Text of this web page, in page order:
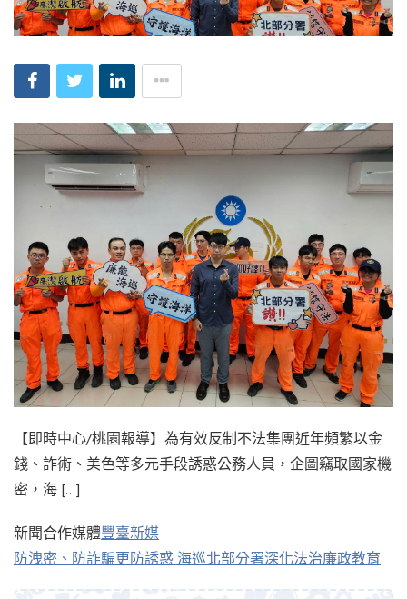
【即時中心/桃園報導】為有效反制不法集團近年頻繁以金
錢、詐術、美色等多元手段誘惑公務人員，企圖竊取國家機
密，海 […]
新聞合作媒體豐臺新媒
防洩密、防詐騙更防誘惑 海巡北部分署深化法治廉政教育